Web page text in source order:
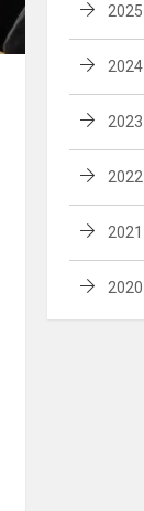
2025
2024
2023
2022
2021
2020